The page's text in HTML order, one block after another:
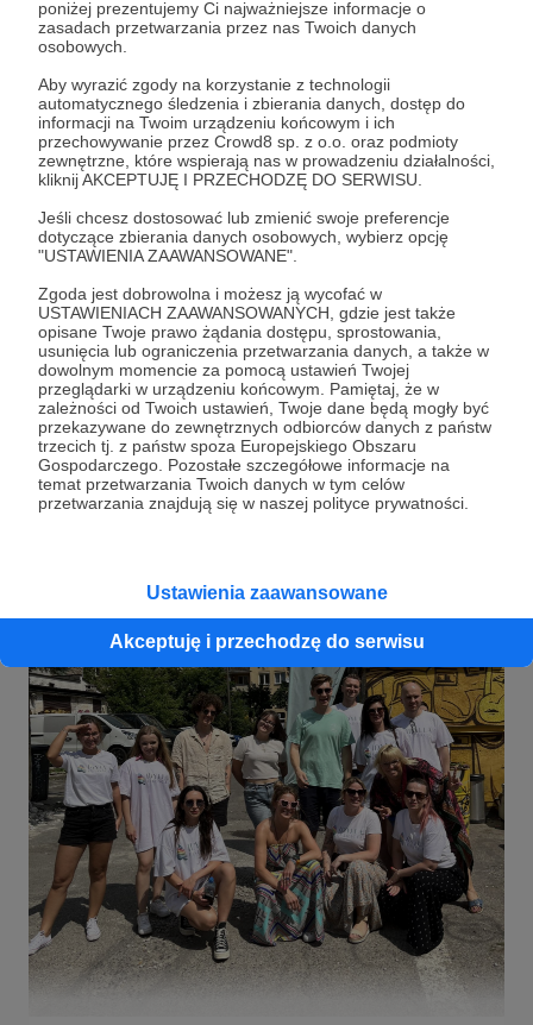
poniżej prezentujemy Ci najważniejsze informacje o
zasadach przetwarzania przez nas Twoich danych
osobowych.
Aby wyrazić zgody na korzystanie z technologii
automatycznego śledzenia i zbierania danych, dostęp do
informacji na Twoim urządzeniu końcowym i ich
przechowywanie przez Crowd8 sp. z o.o. oraz podmioty
zewnętrzne, które wspierają nas w prowadzeniu działalności,
kliknij AKCEPTUJĘ I PRZECHODZĘ DO SERWISU.
Jeśli chcesz dostosować lub zmienić swoje preferencje
dotyczące zbierania danych osobowych, wybierz opcję
"USTAWIENIA ZAAWANSOWANE".
Zgoda jest dobrowolna i możesz ją wycofać w
USTAWIENIACH ZAAWANSOWANYCH, gdzie jest także
opisane Twoje prawo żądania dostępu, sprostowania,
usunięcia lub ograniczenia przetwarzania danych, a także w
dowolnym momencie za pomocą ustawień Twojej
przeglądarki w urządzeniu końcowym. Pamiętaj, że w
zależności od Twoich ustawień, Twoje dane będą mogły być
przekazywane do zewnętrznych odbiorców danych z państw
trzecich tj. z państw spoza Europejskiego Obszaru
Gospodarczego. Pozostałe szczegółowe informacje na
temat przetwarzania Twoich danych w tym celów
przetwarzania znajdują się w naszej polityce prywatności.
Ustawienia zaawansowane
Akceptuję i przechodzę do serwisu
Dzięki wsparciu naszych dotychczasowych
Partnerów i Przyjaciół, Fundacja IDYLLA
zrealizowała wiele znaczących projektów, które
przyniosły realne korzyści dla osób
potrzebujących. Zorganizowaliśmykilkadziesiąt
sesji terapeutycznychdla osób zmagających
się z problemami zdrowia
psychicznego,zainicjowaliśmy programy
wspierające osoby z niepełnosprawnościami
a także zorganizowaliśmywarsztaty dla
rodziców, które pomogły im w budowaniu
zdrowych relacji z dziećmi.
Nasze działania przyczyniły się również
dointegracji społeczności lokalnych poprzez
organizację wydarzeń, które zbliżyły mieszkańców
i wspierały wzajemne relacje.
Dołączając do grona naszych Patronów
pomagasz nam kontynuować i rozwijać te cenne
inicjatywy, które mają realny wpływ na życie ludzi.